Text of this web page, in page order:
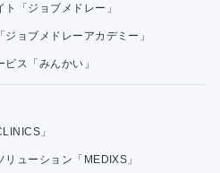
「ジョブメドレー」
ョブメドレーアカデミー」
ス「みんかい」
」
ューション「MEDIXS」